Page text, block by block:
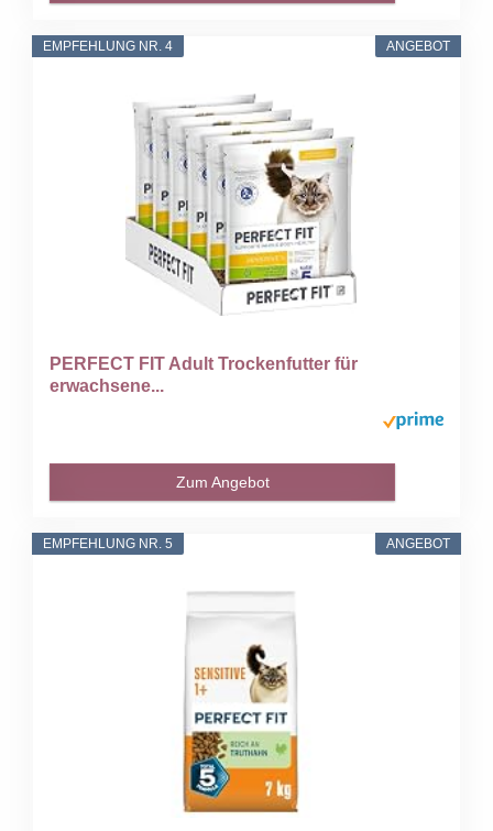
ANGEBOT
EMPFEHLUNG NR. 4
PERFECT FIT Adult Trockenfutter für
erwachsene...
Zum Angebot
ANGEBOT
EMPFEHLUNG NR. 5